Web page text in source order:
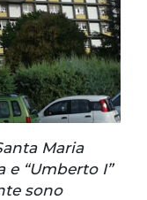
Maria
e “Umberto I”
sono